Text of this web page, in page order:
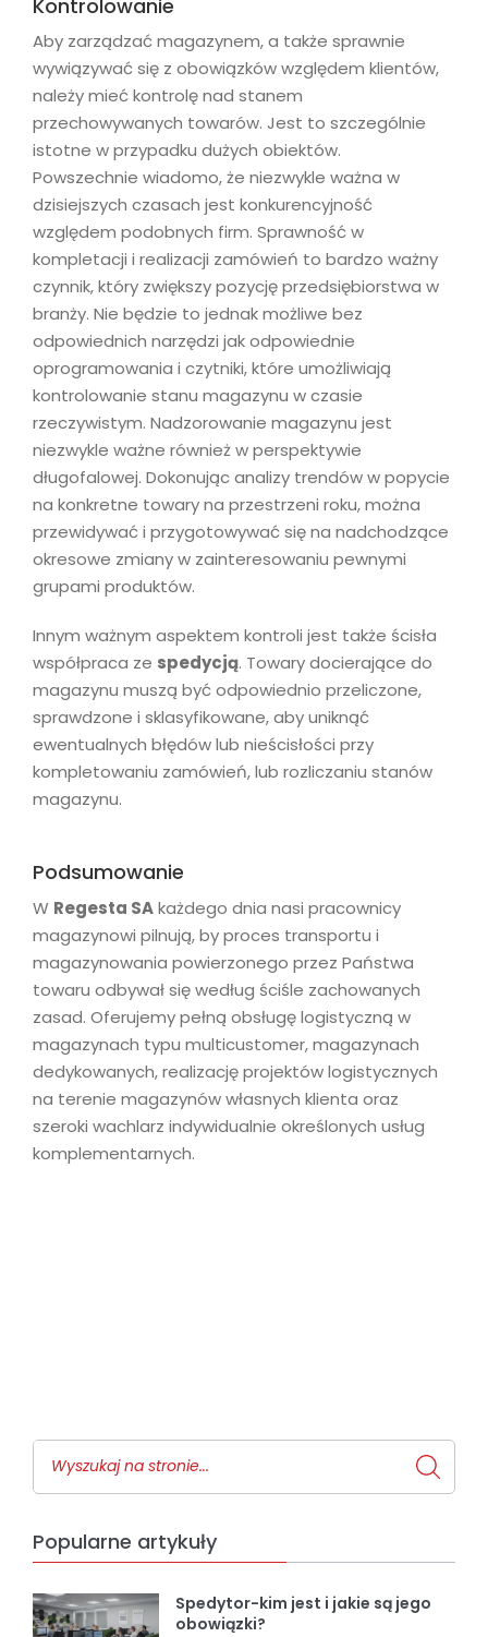
Kontrolowanie
Aby zarządzać magazynem, a także sprawnie
wywiązywać się z obowiązków względem klientów,
należy mieć kontrolę nad stanem
przechowywanych towarów. Jest to szczególnie
istotne w przypadku dużych obiektów.
Powszechnie wiadomo, że niezwykle ważna w
dzisiejszych czasach jest konkurencyjność
względem podobnych firm. Sprawność w
kompletacji i realizacji zamówień to bardzo ważny
czynnik, który zwiększy pozycję przedsiębiorstwa w
branży. Nie będzie to jednak możliwe bez
odpowiednich narzędzi jak odpowiednie
oprogramowania i czytniki, które umożliwiają
kontrolowanie stanu magazynu w czasie
rzeczywistym. Nadzorowanie magazynu jest
niezwykle ważne również w perspektywie
długofalowej. Dokonując analizy trendów w popycie
na konkretne towary na przestrzeni roku, można
przewidywać i przygotowywać się na nadchodzące
okresowe zmiany w zainteresowaniu pewnymi
grupami produktów.
Innym ważnym aspektem kontroli jest także ścisła
współpraca ze spedycją. Towary docierające do
magazynu muszą być odpowiednio przeliczone,
sprawdzone i sklasyfikowane, aby uniknąć
ewentualnych błędów lub nieścisłości przy
kompletowaniu zamówień, lub rozliczaniu stanów
magazynu.
Podsumowanie
W Regesta SAkażdego dnia nasi pracownicy
magazynowi pilnują, by proces transportu i
magazynowania powierzonego przez Państwa
towaru odbywał się według ściśle zachowanych
zasad. Oferujemy pełną obsługę logistyczną w
magazynach typu multicustomer, magazynach
dedykowanych, realizację projektów logistycznych
na terenie magazynów własnych klienta oraz
szeroki wachlarz indywidualnie określonych usług
komplementarnych.
Popularne artykuły
Spedytor-kim jest i jakie są jego
obowiązki?